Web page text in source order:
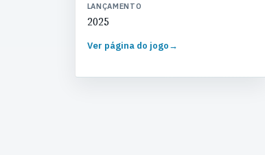
LANÇAMENTO
2025
Ver página do jogo→